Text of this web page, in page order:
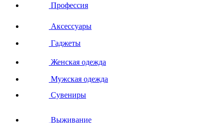
Профессия
Аксессуары
Гаджеты
Женская одежда
Мужская одежда
Сувениры
Выживание